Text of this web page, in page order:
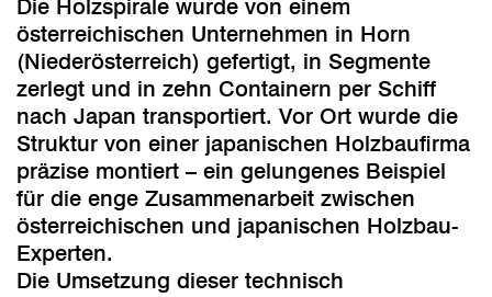
Die Holzspirale wurde von einem
österreichischen Unternehmen in Horn
(Niederösterreich) gefertigt, in Segmente
zerlegt und in zehn Containern per Schiff
nach Japan transportiert. Vor Ort wurde die
Struktur von einer japanischen Holzbaufirma
präzise montiert – ein gelungenes Beispiel
für die enge Zusammenarbeit zwischen
österreichischen und japanischen Holzbau-
Experten.
Die Umsetzung dieser technisch